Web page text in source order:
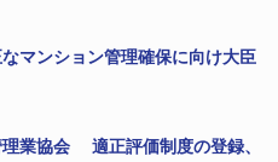
マンション管理確保に向け大臣
理業協会 適正評価制度の登録、